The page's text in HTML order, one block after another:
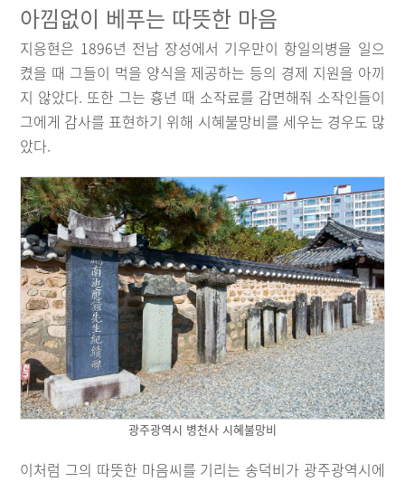
아낌없이 베푸는 따뜻한 마음
지응현은 1896년 전남 장성에서 기우만이 항일의병을 일으
켰을 때 그들이 먹을 양식을 제공하는 등의 경제 지원을 아끼
지 않았다. 또한 그는 흉년 때 소작료를 감면해줘 소작인들이
그에게 감사를 표현하기 위해 시혜불망비를 세우는 경우도 많
았다.
광주광역시 병천사 시혜불망비
이처럼 그의 따뜻한 마음씨를 기리는 송덕비가 광주광역시에